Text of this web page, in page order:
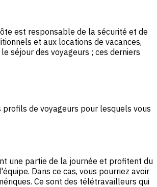
est responsable de la sécurité et de
et aux locations de vacances,
séjour des voyageurs ; ces derniers
de voyageurs pour lesquels vous
une partie de la journée et profitent du
Dans ce cas, vous pourriez avoir
Ce sont des télétravailleurs qui